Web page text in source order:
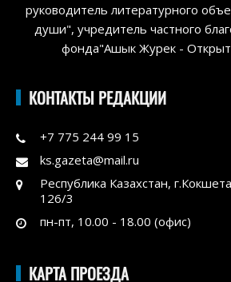
руководитель литературного
души", учредитель частного
фонда"Ашык Журек -
КОНТАКТЫ РЕДАКЦИИ
+7 775 244 99 15
ks.gazeta@mail.ru
Республика Казахстан,
126/3
пн-пт, 10.00 - 18.00 (офис)
КАРТА ПРОЕЗДА